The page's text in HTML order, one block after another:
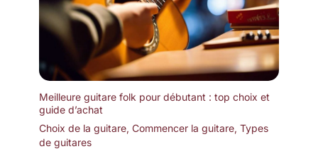
Meilleure guitare folk pour débutant : top choix et
guide d’achat
Choix de la guitare, Commencer la guitare, Types
de guitares